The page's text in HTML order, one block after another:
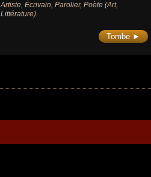
Artiste, Écrivain, Parolier, Poète (Art,
Littérature).
Tombe ►